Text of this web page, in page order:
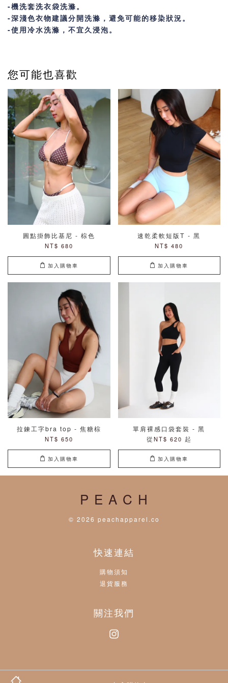
-機洗套洗衣袋洗滌。
-深淺色衣物建議分開洗滌，避免可能的移染狀況。
-使用冷水洗滌，不宜久浸泡。
您可能也喜歡
圓點掛飾比基尼 - 棕色
NT$ 680
加入購物車
速乾柔軟短版T - 黑
NT$ 480
加入購物車
拉鍊工字bra top - 焦糖棕
NT$ 650
加入購物車
單肩裸感口袋套裝 - 黑
從NT$ 620 起
加入購物車
P E A C H
© 2026 peachapparel.co
快速連結
購物須知
退貨服務
關注我們
Visa Master